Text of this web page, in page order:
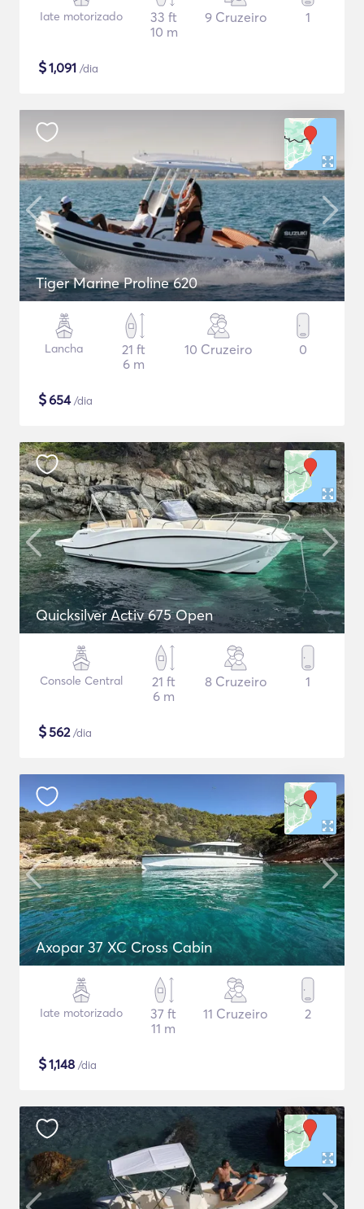
Iate motorizado
33 ft
10 m
9 Cruzeiro 1
$1,091 /dia
Tiger Marine Proline 620
Lancha
21 ft
6 m
10 Cruzeiro 0
$654/dia
Quicksilver Activ 675 Open
Console Central
21 ft
6 m
8 Cruzeiro 1
$562/dia
Axopar 37 XC Cross Cabin
Iate motorizado
37 ft
11 m
11 Cruzeiro 2
$1,148 /dia